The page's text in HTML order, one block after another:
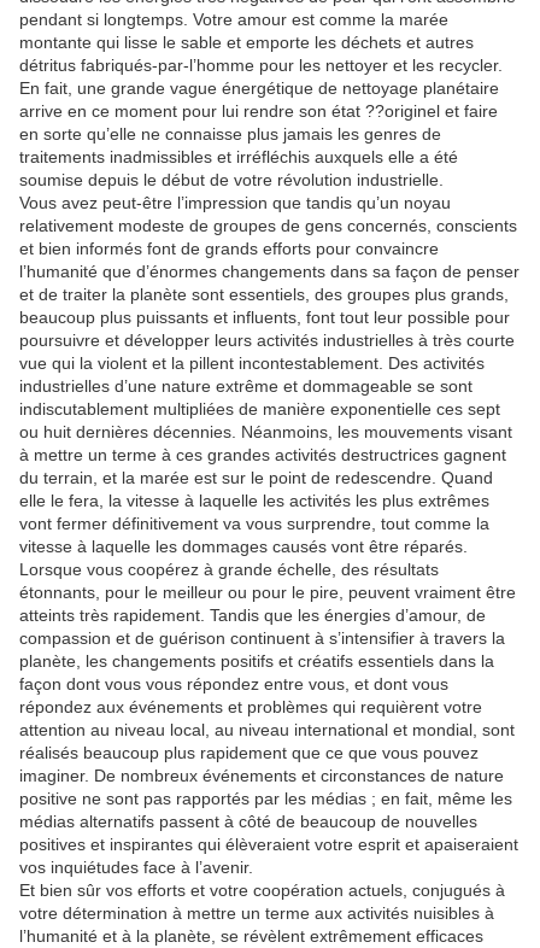
pendant si longtemps. Votre amour est comme la marée
montante qui lisse le sable et emporte les déchets et autres
détritus fabriqués-par-l’homme pour les nettoyer et les recycler.
En fait, une grande vague énergétique de nettoyage planétaire
arrive en ce moment pour lui rendre son état ??originel et faire
en sorte qu’elle ne connaisse plus jamais les genres de
traitements inadmissibles et irréfléchis auxquels elle a été
soumise depuis le début de votre révolution industrielle.
Vous avez peut-être l’impression que tandis qu’un noyau
relativement modeste de groupes de gens concernés, conscients
et bien informés font de grands efforts pour convaincre
l’humanité que d’énormes changements dans sa façon de penser
et de traiter la planète sont essentiels, des groupes plus grands,
beaucoup plus puissants et influents, font tout leur possible pour
poursuivre et développer leurs activités industrielles à très courte
vue qui la violent et la pillent incontestablement. Des activités
industrielles d’une nature extrême et dommageable se sont
indiscutablement multipliées de manière exponentielle ces sept
ou huit dernières décennies. Néanmoins, les mouvements visant
à mettre un terme à ces grandes activités destructrices gagnent
du terrain, et la marée est sur le point de redescendre. Quand
elle le fera, la vitesse à laquelle les activités les plus extrêmes
vont fermer définitivement va vous surprendre, tout comme la
vitesse à laquelle les dommages causés vont être réparés.
Lorsque vous coopérez à grande échelle, des résultats
étonnants, pour le meilleur ou pour le pire, peuvent vraiment être
atteints très rapidement. Tandis que les énergies d’amour, de
compassion et de guérison continuent à s’intensifier à travers la
planète, les changements positifs et créatifs essentiels dans la
façon dont vous vous répondez entre vous, et dont vous
répondez aux événements et problèmes qui requièrent votre
attention au niveau local, au niveau international et mondial, sont
réalisés beaucoup plus rapidement que ce que vous pouvez
imaginer. De nombreux événements et circonstances de nature
positive ne sont pas rapportés par les médias ; en fait, même les
médias alternatifs passent à côté de beaucoup de nouvelles
positives et inspirantes qui élèveraient votre esprit et apaiseraient
vos inquiétudes face à l’avenir.
Et bien sûr vos efforts et votre coopération actuels, conjugués à
votre détermination à mettre un terme aux activités nuisibles à
l’humanité et à la planète, se révèlent extrêmement efficaces